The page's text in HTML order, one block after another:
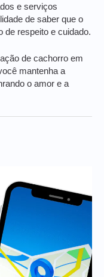
e serviços
de saber que o
de respeito e cuidado.
de cachorro em
mantenha a
o amor e a